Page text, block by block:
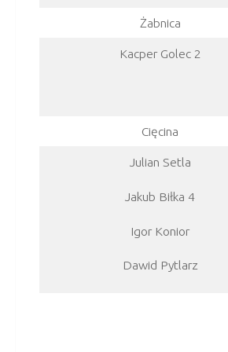
Żabnica
Kacper Golec 2
Cięcina
Julian Setla
Jakub Biłka 4
Igor Konior
Dawid Pytlarz